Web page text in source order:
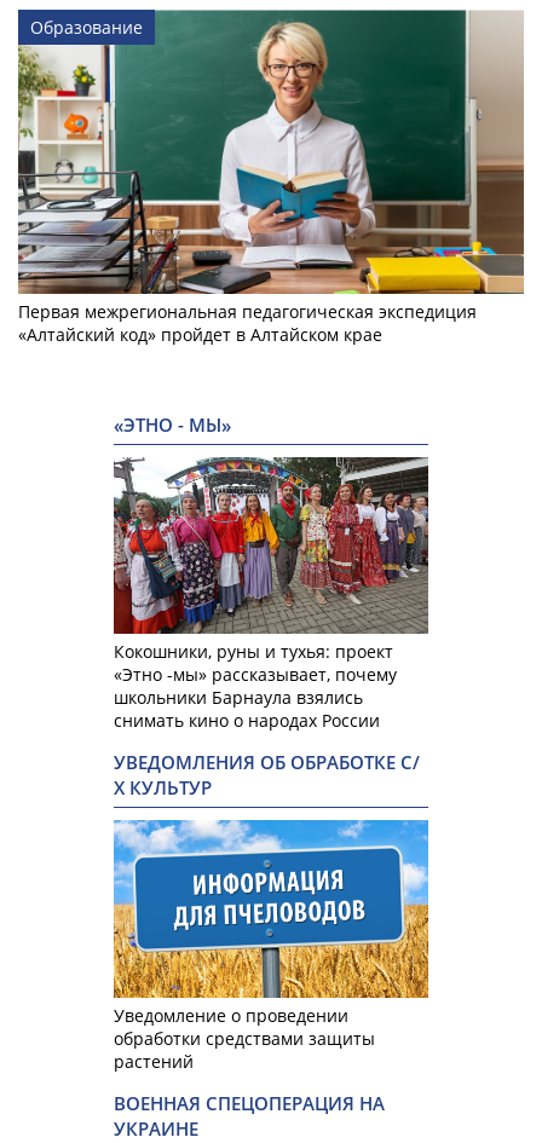
Образование
Первая межрегиональная педагогическая экспедиция
«Алтайский код» пройдет в Алтайском крае
«ЭТНО - МЫ»
Кокошники, руны и тухья: проект
«Этно -мы» рассказывает, почему
школьники Барнаула взялись
снимать кино о народах России
УВЕДОМЛЕНИЯ ОБ ОБРАБОТКЕ С/
Х КУЛЬТУР
Уведомление о проведении
обработки средствами защиты
растений
ВОЕННАЯ СПЕЦОПЕРАЦИЯ НА
УКРАИНЕ